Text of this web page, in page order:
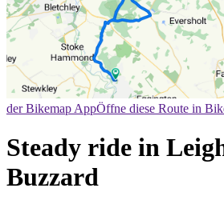
der Bikemap AppÖffne diese Route in
Steady ride in
Buzzard